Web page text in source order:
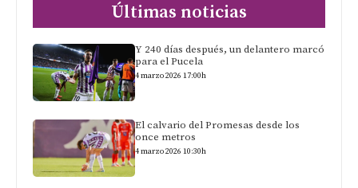
Últimas noticias
Y 240 días después, un delantero marcó
para el Pucela
4 marzo 2026 17:00h
El calvario del Promesas desde los
once metros
4 marzo 2026 10:30h